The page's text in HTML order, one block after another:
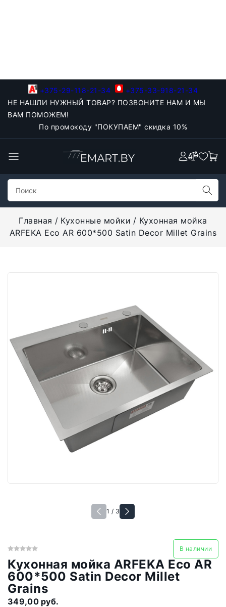
+375-29-118-21-34
+375-33-918-21-34
НЕ НАШЛИ НУЖНЫЙ ТОВАР? ПОЗВОНИТЕ НАМ И МЫ
ВАМ ПОМОЖЕМ!
По промокоду "ПОКУПАЕМ" скидка 10%
Главная Кухонные мойки
Кухонная мойка
ARFEKA Eco AR 600*500 Satin Decor Millet Grains
1 / 3
В наличии
Кухонная мойка ARFEKA Eco AR
600*500 Satin Decor Millet
Grains
349,00 руб.